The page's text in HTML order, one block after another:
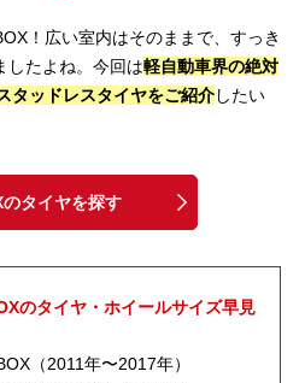
b
o
n
a
！広い室内はそのままで、すっき
したよね。今回は軽自動車界の絶対
タッドレスタイヤをご紹介したい
タイヤを探す
のタイヤ・ホイールサイズ早見
（2011年〜2017年）